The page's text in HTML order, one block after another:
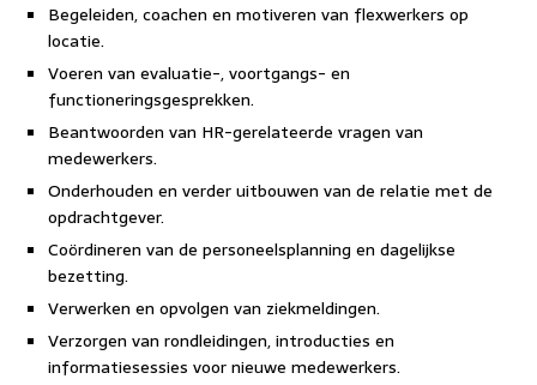
Begeleiden, coachen en motiveren van flexwerkers op
locatie.
Voeren van evaluatie-, voortgangs- en
functioneringsgesprekken.
Beantwoorden van HR-gerelateerde vragen van
medewerkers.
Onderhouden en verder uitbouwen van de relatie met de
opdrachtgever.
Coördineren van de personeelsplanning en dagelijkse
bezetting.
Verwerken en opvolgen van ziekmeldingen.
Verzorgen van rondleidingen, introducties en
informatiesessies voor nieuwe medewerkers.